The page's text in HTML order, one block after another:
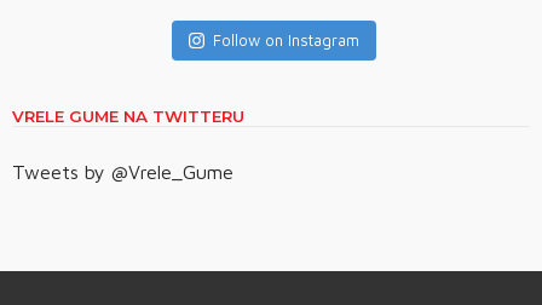
Follow on Instagram
VRELE GUME NA TWITTERU
Tweets by @Vrele_Gume